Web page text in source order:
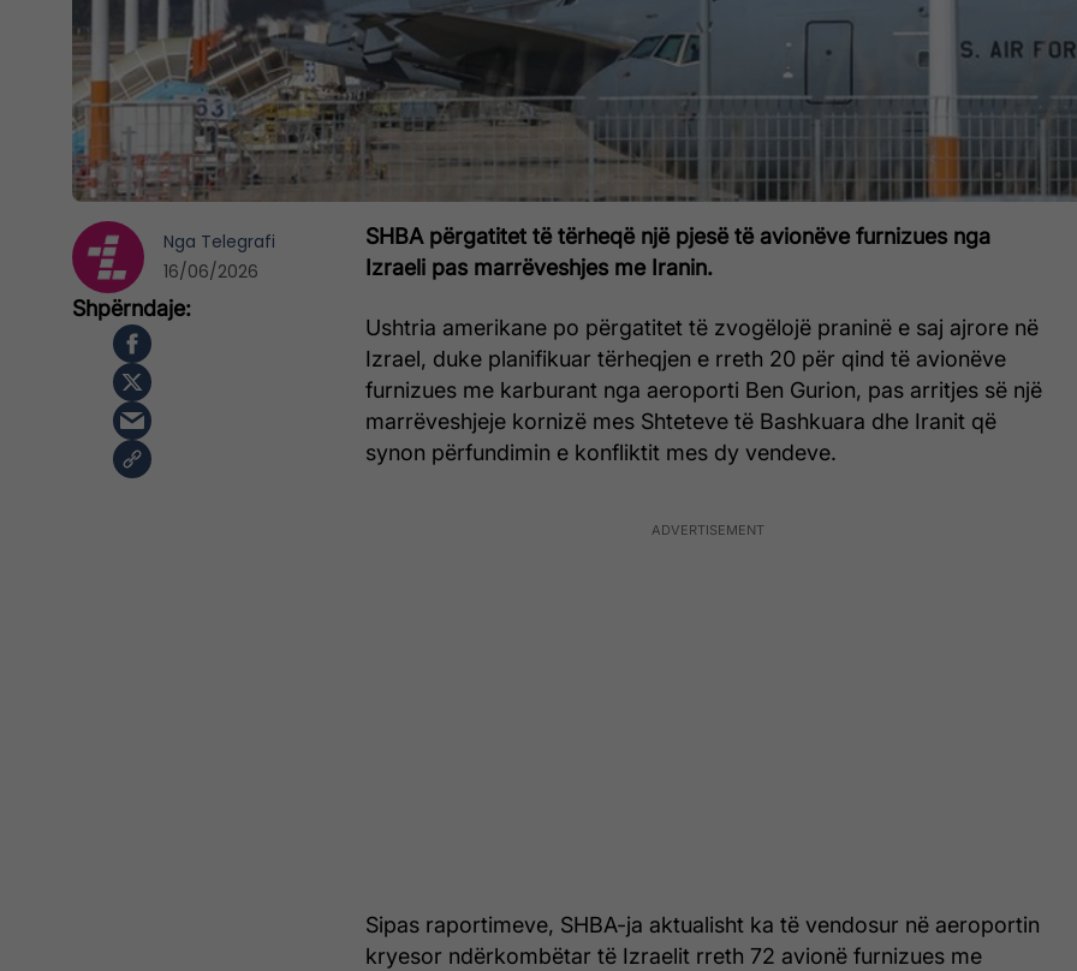
SHBA përgatitet të tërheqë një pjesë të avionëve furnizues nga
Izraeli pas marrëveshjes me Iranin.
Ushtria amerikane po përgatitet të zvogëlojë praninë e saj ajrore në
Izrael, duke planifikuar tërheqjen e rreth 20 për qind të avionëve
furnizues me karburant nga aeroporti Ben Gurion, pas arritjes së një
marrëveshjeje kornizë mes Shteteve të Bashkuara dhe Iranit që
synon përfundimin e konfliktit mes dy vendeve.
Sipas raportimeve, SHBA-ja aktualisht ka të vendosur në aeroportin
kryesor ndërkombëtar të Izraelit rreth 72 avionë furnizues me
Nga Telegrafi
16/06/2026